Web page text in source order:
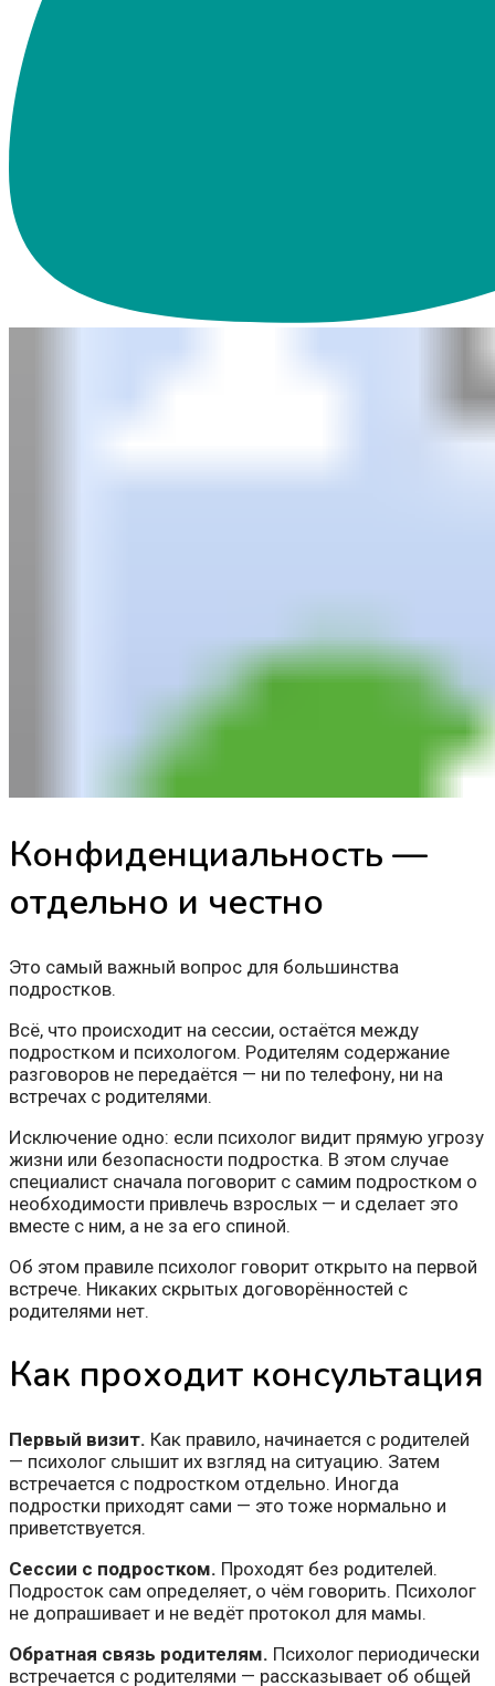
Конфиденциальность —
отдельно и честно
Это самый важный вопрос для большинства
подростков.
Всё, что происходит на сессии, остаётся между
подростком и психологом. Родителям содержание
разговоров не передаётся — ни по телефону, ни на
встречах с родителями.
Исключение одно: если психолог видит прямую угрозу
жизни или безопасности подростка. В этом случае
специалист сначала поговорит с самим подростком о
необходимости привлечь взрослых — и сделает это
вместе с ним, а не за его спиной.
Об этом правиле психолог говорит открыто на первой
встрече. Никаких скрытых договорённостей с
родителями нет.
Как проходит консультация
Первый визит. Как правило, начинается с родителей
— психолог слышит их взгляд на ситуацию. Затем
встречается с подростком отдельно. Иногда
подростки приходят сами — это тоже нормально и
приветствуется.
Сессии с подростком. Проходят без родителей.
Подросток сам определяет, о чём говорить. Психолог
не допрашивает и не ведёт протокол для мамы.
Обратная связь родителям. Психолог периодически
встречается с родителями — рассказывает об общей